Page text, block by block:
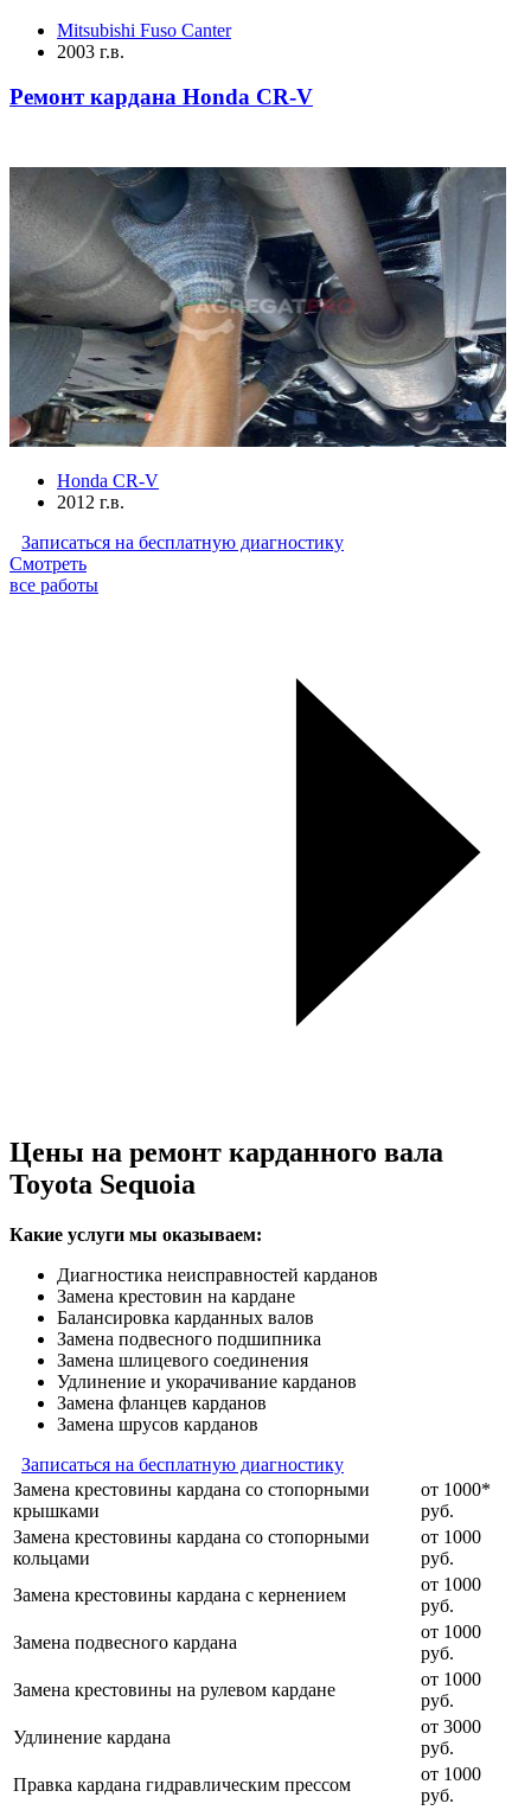
Mitsubishi Fuso Canter
2003 г.в.
Ремонт кардана Honda CR-V
Honda CR-V
2012 г.в.
Записаться на бесплатную диагностику
Смотреть
все работы
Цены на ремонт карданного вала
Toyota Sequoia
Какие услуги мы оказываем:
Диагностика неисправностей карданов
Замена крестовин на кардане
Балансировка карданных валов
Замена подвесного подшипника
Замена шлицевого соединения
Удлинение и укорачивание карданов
Замена фланцев карданов
Замена шрусов карданов
Записаться на бесплатную диагностику
Замена крестовины кардана со стопорными
крышками
от 1000*
руб.
Замена крестовины кардана со стопорными
кольцами
от 1000
руб.
Замена крестовины кардана с кернением
от 1000
руб.
Замена подвесного кардана
от 1000
руб.
Замена крестовины на рулевом кардане
от 1000
руб.
Удлинение кардана
от 3000
руб.
Правка кардана гидравлическим прессом
от 1000
руб.